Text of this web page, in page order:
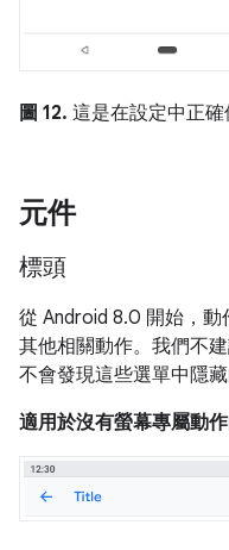
圖 12. 這是在設定中正
元件
標頭
從 Android 8.0 開始，動
其他相關動作。我們不
不會發現這些選單中隱藏
適用於沒有螢幕專屬動作